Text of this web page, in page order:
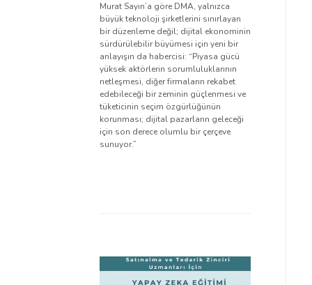
Murat Sayın’a göre DMA, yalnızca
büyük teknoloji şirketlerini sınırlayan
bir düzenleme değil; dijital ekonominin
sürdürülebilir büyümesi için yeni bir
anlayışın da habercisi: “Piyasa gücü
yüksek aktörlerin sorumluluklarının
netleşmesi, diğer firmaların rekabet
edebileceği bir zeminin güçlenmesi ve
tüketicinin seçim özgürlüğünün
korunması; dijital pazarların geleceği
için son derece olumlu bir çerçeve
sunuyor.”